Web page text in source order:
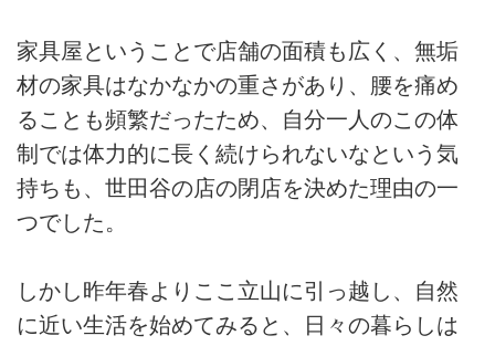
家具屋ということで店舗の面積も広く、無垢
材の家具はなかなかの重さがあり、腰を痛め
ることも頻繁だったため、自分一人のこの体
制では体力的に長く続けられないなという気
持ちも、世田谷の店の閉店を決めた理由の一
つでした。
しかし昨年春よりここ立山に引っ越し、自然
に近い生活を始めてみると、日々の暮らしは